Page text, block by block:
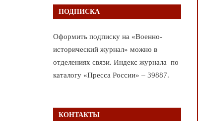
ПОДПИСКА
Оформить подписку на «Военно-
исторический журнал» можно в
отделениях связи. Индекс журнала по
каталогу «Пресса России» – 39887.
КОНТАКТЫ